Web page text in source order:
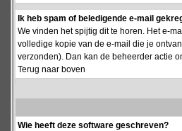
Ik heb spam of beledigende e-mail
We vinden het spijtig dit te horen. Het e-
volledige kopie van de e-mail die je
verzonden). Dan kan de beheerder actie
Terug naar boven
Wie heeft deze software geschreven?